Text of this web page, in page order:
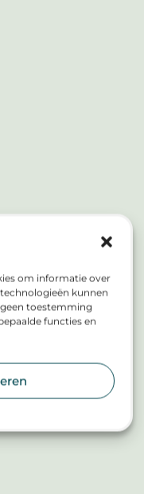
om informatie over
kunnen
geen toestemming
functies en